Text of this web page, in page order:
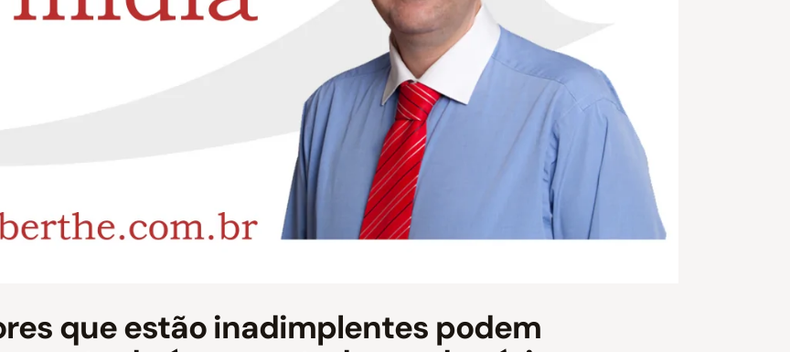
que estão inadimplentes podem